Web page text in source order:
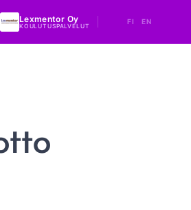
Lexmentor Oy
KOULUTUSPALVELUT
FI EN